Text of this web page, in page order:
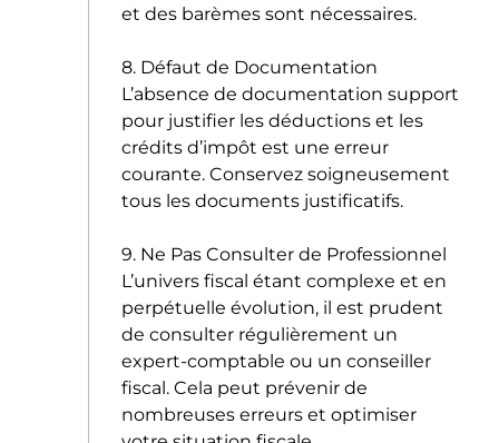
et des barèmes sont nécessaires.
8. Défaut de Documentation
L’absence de documentation support
pour justifier les déductions et les
crédits d’impôt est une erreur
courante. Conservez soigneusement
tous les documents justificatifs.
9. Ne Pas Consulter de Professionnel
L’univers fiscal étant complexe et en
perpétuelle évolution, il est prudent
de consulter régulièrement un
expert-comptable ou un conseiller
fiscal. Cela peut prévenir de
nombreuses erreurs et optimiser